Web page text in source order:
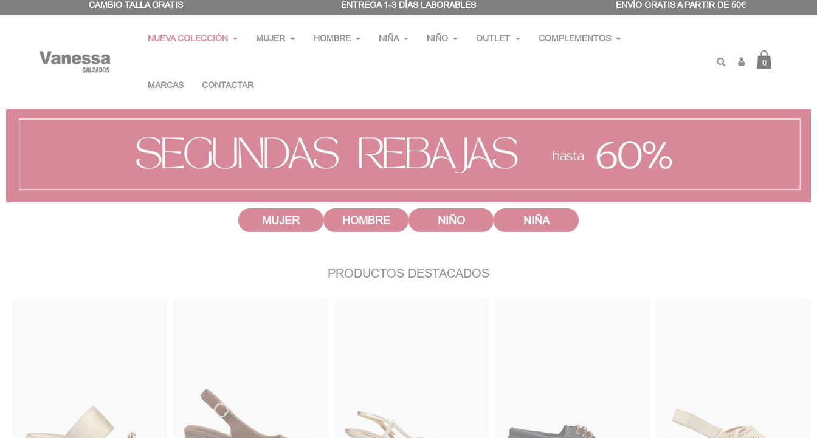
CAMBIO TALLA GRATIS ENTREGA 1-3 DÍAS LABORABLES ENVÍO GRATIS A PARTIR DE 50€
NUEVA COLECCIÓN MUJER HOMBRE NIÑA NIÑO OUTLET COMPLEMENTOS
MARCAS CONTACTAR
0
MUJER HOMBRE NIÑO NIÑA
PRODUCTOS DESTACADOS
Panel de gestión de cookies